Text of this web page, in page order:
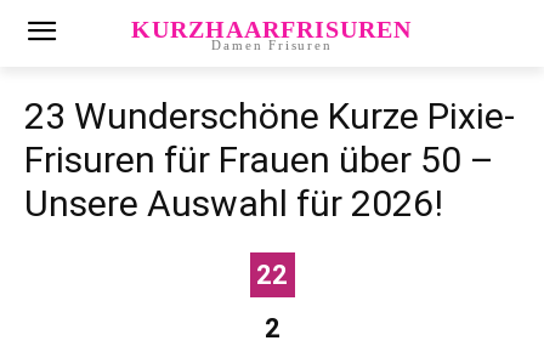
KURZHAARFRISUREN
Damen Frisuren
23 Wunderschöne Kurze Pixie-
Frisuren für Frauen über 50 –
Unsere Auswahl für 2026!
22
2